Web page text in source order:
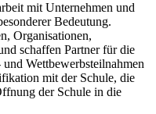
mit Unternehmen und
Bedeutung.
Organisationen,
schaffen Partner für die
Wettbewerbsteilnahmen
mit der Schule, die
der Schule in die